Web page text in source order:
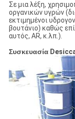
Σε μια λέξη,
οργανικών υγρών
εκτιμημένοι
βουτάνιο) καθώς
αυτός, AR, κ.λπ.).
Συσκευασία